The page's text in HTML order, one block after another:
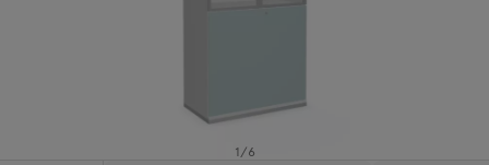
1/6